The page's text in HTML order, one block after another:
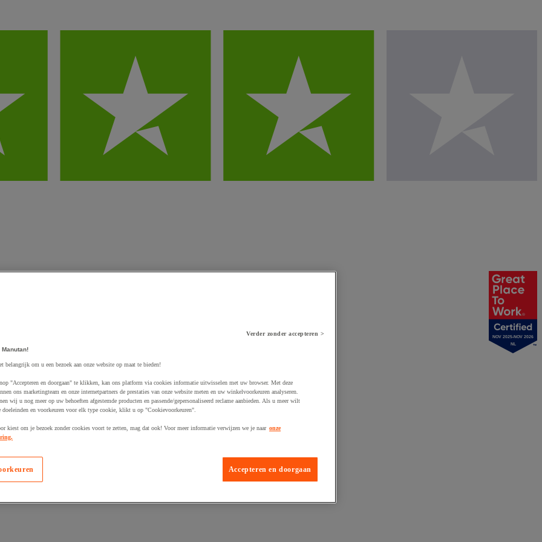
NOV 2025-NOV 2026
NL
Verder zonder accepteren >
belangrijk om u een bezoek aan onze website op maat te bieden!
"Accepteren en doorgaan" te klikken, kan ons platform via cookies informatie uitwisselen met uw browser. Met deze
ons marketingteam en onze internetpartners de prestaties van onze website meten en uw winkelvoorkeuren analyseren.
wij u nog meer op uw behoeften afgestemde producten en passende/gepersonaliseerd reclame aanbieden. Als u meer wilt
doeleinden en voorkeuren voor elk type cookie, klikt u op "Cookievoorkeuren".
kiest om je bezoek zonder cookies voort te zetten, mag dat ook! Voor meer informatie verwijzen we je naar onze
Accepteren en doorgaan